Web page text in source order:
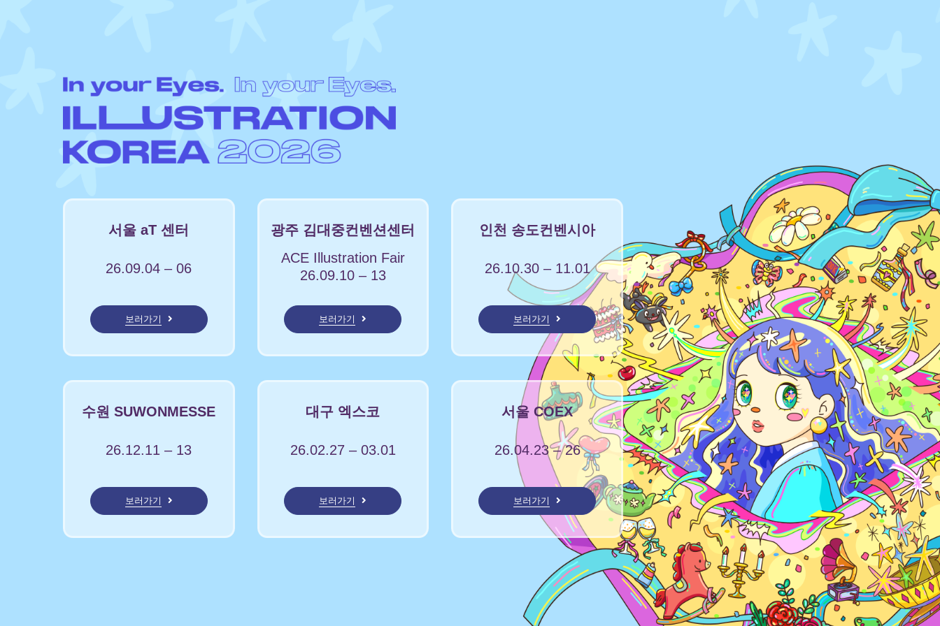
서울 aT 센터
26.09.04 – 06
보러가기
광주 김대중컨벤션센터
ACE Illustration Fair
26.09.10 – 13
보러가기
인천 송도컨벤시아
26.10.30 – 11.01
보러가기
수원 SUWONMESSE
26.12.11 – 13
보러가기
대구 엑스코
26.02.27 – 03.01
보러가기
서울 COEX
26.04.23 – 26
보러가기